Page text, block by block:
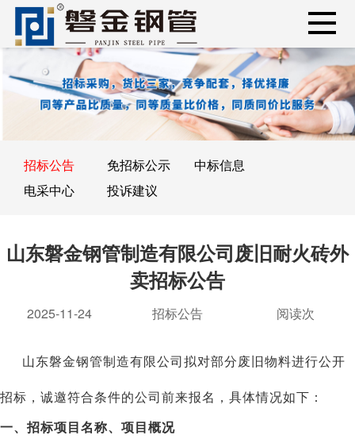
招标公告 免招标公示
中标信息
电采中心
投诉建议
山东磐金钢管制造有限公司废旧耐火砖外
卖招标公告
2025-11-24 招标公告 阅读次
山东磐金钢管制造有限公司 拟对部分废旧物料进行公开
招标，诚邀符合条件的公司前来报名，具体情况如下：
一、招标项目名称、项目概况